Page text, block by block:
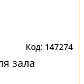
147274
зала